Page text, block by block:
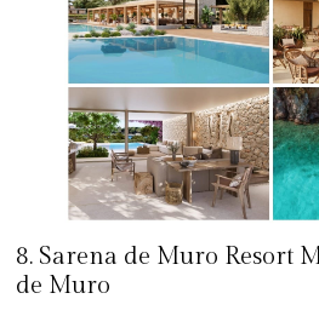
8. Sarena de Muro Resort
de Muro